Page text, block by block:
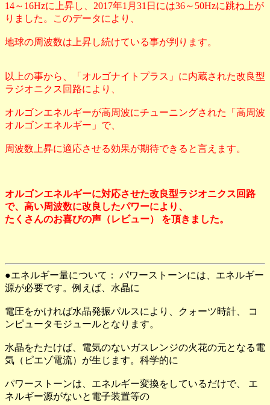
14～16Hzに上昇し、2017年1月31日には36～50Hzに跳ね上が
りました。このデータにより、
地球の周波数は上昇し続けている事が判ります。
以上の事から、「オルゴナイトプラス」に内蔵された改良型
ラジオニクス回路により、
オルゴンエネルギーが高周波にチューニングされた「高周波
オルゴンエネルギー」で、
周波数上昇に適応させる効果が期待できると言えます。
オルゴンエネルギーに対応させた改良型ラジオニクス回路
で、高い周波数に改良したパワーにより、
たくさんのお喜びの声（レビュー） を頂きました。
●エネルギー量について： パワーストーンには、エネルギー
源が必要です。例えば、水晶に
電圧をかければ水晶発振パルスにより、クォーツ時計、 コ
ンピュータモジュールとなります。
水晶をたたけば、電気のないガスレンジの火花の元となる電
気（ピエゾ電流）が生じます。科学的に
パワーストーンは、エネルギー変換をしているだけで、 エ
ネルギー源がないと電子装置等の